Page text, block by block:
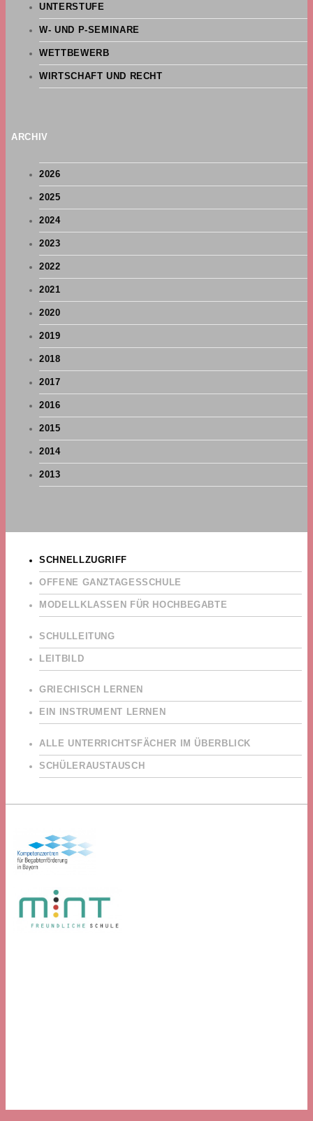
UNTERSTUFE
W- UND P-SEMINARE
WETTBEWERB
WIRTSCHAFT UND RECHT
ARCHIV
2026
2025
2024
2023
2022
2021
2020
2019
2018
2017
2016
2015
2014
2013
SCHNELLZUGRIFF
OFFENE GANZTAGESSCHULE
MODELLKLASSEN FÜR HOCHBEGABTE
SCHULLEITUNG
LEITBILD
GRIECHISCH LERNEN
EIN INSTRUMENT LERNEN
ALLE UNTERRICHTSFÄCHER IM ÜBERBLICK
SCHÜLERAUSTAUSCH